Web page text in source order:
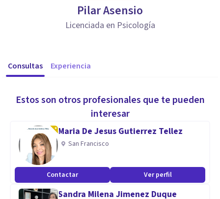
Pilar Asensio
Licenciada en Psicología
Consultas Experiencia
Estos son otros profesionales que te pueden
interesar
Maria De Jesus Gutierrez Tellez
San Francisco
Contactar Ver perfil
Sandra Milena Jimenez Duque